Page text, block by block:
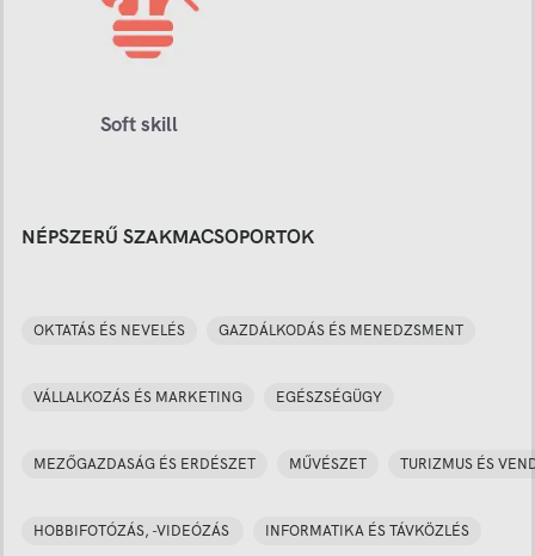
Soft skill
NÉPSZERŰ SZAKMACSOPORTOK
OKTATÁS ÉS NEVELÉS GAZDÁLKODÁS ÉS MENEDZSMENT
VÁLLALKOZÁS ÉS MARKETING EGÉSZSÉGÜGY
MEZŐGAZDASÁG ÉS ERDÉSZET MŰVÉSZET TURIZMUS ÉS
HOBBIFOTÓZÁS, -VIDEÓZÁS INFORMATIKA ÉS TÁVKÖZLÉS